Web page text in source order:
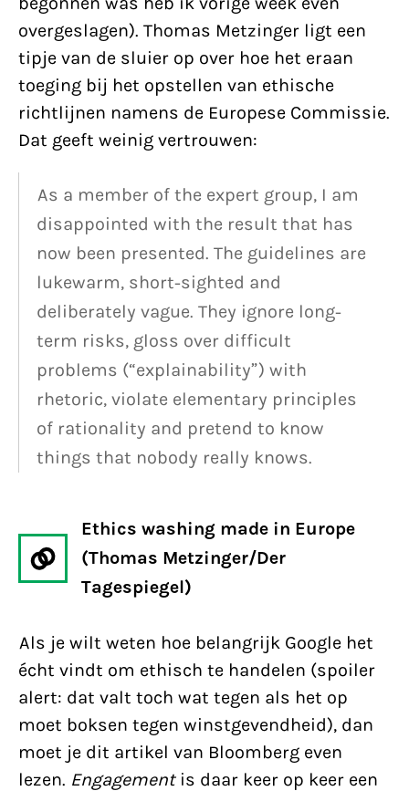
overgeslagen). Thomas Metzinger ligt een
tipje van de sluier op over hoe het eraan
toeging bij het opstellen van ethische
richtlijnen namens de Europese Commissie.
Dat geeft weinig vertrouwen:
As a member of the expert group, I am
disappointed with the result that has
now been presented. The guidelines are
lukewarm, short-sighted and
deliberately vague. They ignore long-
term risks, gloss over difficult
problems (“explainability”) with
rhetoric, violate elementary principles
of rationality and pretend to know
things that nobody really knows.
Ethics washing made in Europe
(Thomas Metzinger/Der
Tagespiegel)
Als je wilt weten hoe belangrijk Google het
écht vindt om ethisch te handelen (spoiler
alert: dat valt toch wat tegen als het op
moet boksen tegen winstgevendheid), dan
moet je dit artikel van Bloomberg even
lezen. Engagementis daar keer op keer een